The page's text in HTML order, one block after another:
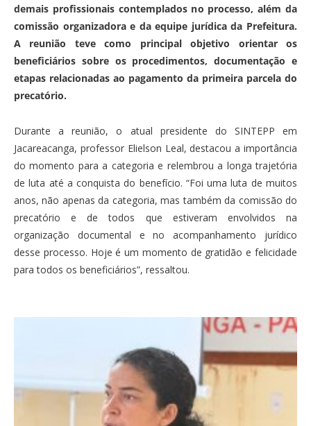
demais profissionais contemplados no processo, além da
comissão organizadora e da equipe jurídica da Prefeitura.
A reunião teve como principal objetivo orientar os
beneficiários sobre os procedimentos, documentação e
etapas relacionadas ao pagamento da primeira parcela do
precatório.
Durante a reunião, o atual presidente do SINTEPP em
Jacareacanga, professor Elielson Leal, destacou a importância
do momento para a categoria e relembrou a longa trajetória
de luta até a conquista do benefício. “Foi uma luta de muitos
anos, não apenas da categoria, mas também da comissão do
precatório e de todos que estiveram envolvidos na
organização documental e no acompanhamento jurídico
desse processo. Hoje é um momento de gratidão e felicidade
para todos os beneficiários”, ressaltou.